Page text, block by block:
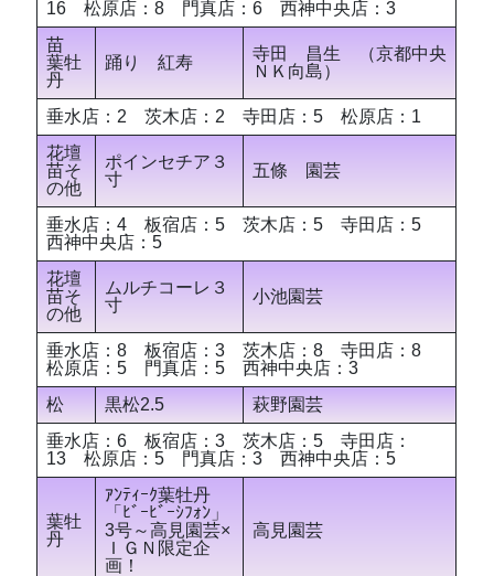
16 松原店：8 門真店：6 西神中央店：3
苗
葉牡
丹
踊り 紅寿
寺田 昌生 （京都中央
ＮＫ向島）
垂水店：2 茨木店：2 寺田店：5 松原店：1
花壇
苗そ
の他
ポインセチア３
寸
五條 園芸
垂水店：4 板宿店：5 茨木店：5 寺田店：5
西神中央店：5
花壇
苗そ
の他
ムルチコーレ３
寸
小池園芸
垂水店：8 板宿店：3 茨木店：8 寺田店：8
松原店：5 門真店：5 西神中央店：3
松
黒松2.5
萩野園芸
垂水店：6 板宿店：3 茨木店：5 寺田店：
13 松原店：5 門真店：3 西神中央店：5
葉牡
丹
ｱﾝﾃｨｰｸ葉牡丹
「ﾋﾞｰﾋﾞｰｼﾌｫﾝ」
3号～高見園芸×
ＩＧＮ限定企
画！
高見園芸